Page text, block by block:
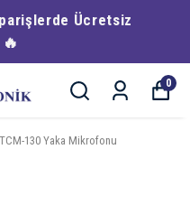
Ücretsiz
0
130 Yaka Mikrofonu